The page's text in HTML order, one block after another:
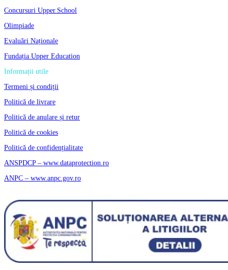
Concursuri Upper.School
Olimpiade
Evaluări Naționale
Fundația Upper Education
Informații utile
Termeni și condiții
Politică de livrare
Politică de anulare și retur
Politică de cookies
Politică de confidențialitate
ANSPDCP – www.dataprotection.ro
ANPC – www.anpc.gov.ro